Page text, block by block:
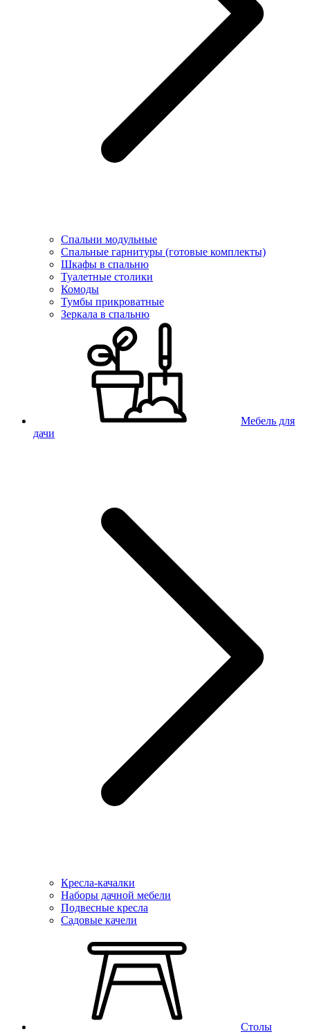
Спальни модульные
Спальные гарнитуры (готовые комплекты)
Шкафы в спальню
Туалетные столики
Комоды
Тумбы прикроватные
Зеркала в спальню
Мебель для
дачи
Кресла-качалки
Наборы дачной мебели
Подвесные кресла
Садовые качели
Столы